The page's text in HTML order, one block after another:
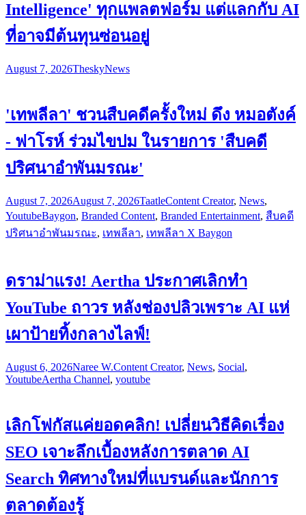
Intelligence' ทุกแพลตฟอร์ม แต่แลกกับ AI
ที่อาจมีต้นทุนซ่อนอยู่
August 7, 2026TheskyNews
'เทพลีลา' ชวนสืบคดีครั้งใหม่ ดึง หมอตังค์
- ฟาโรห์ ร่วมไขปม ในรายการ 'สืบคดี
ปริศนาอำพันมรณะ'
August 7, 2026August 7, 2026TaatleContent Creator, News,
YoutubeBaygon, Branded Content, Branded Entertainment, สืบคดี
ปริศนาอำพันมรณะ, เทพลีลา, เทพลีลา X Baygon
ดราม่าแรง! Aertha ประกาศเลิกทำ
YouTube ถาวร หลังช่องปลิวเพราะ AI แห่
เผาป้ายทิ้งกลางไลฟ์!
August 6, 2026Naree W.Content Creator, News, Social,
YoutubeAertha Channel, youtube
เลิกโฟกัสแค่ยอดคลิก! เปลี่ยนวิธีคิดเรื่อง
SEO เจาะลึกเบื้องหลังการตลาด AI
Search ทิศทางใหม่ที่แบรนด์และนักการ
ตลาดต้องรู้